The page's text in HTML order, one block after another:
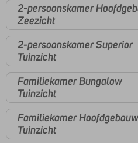
2-persoonskamer
Zeezicht
2-persoonskamer Superior
Tuinzicht
Familiekamer Bungalow
Tuinzicht
Familiekamer Hoofdgebouw
Tuinzicht